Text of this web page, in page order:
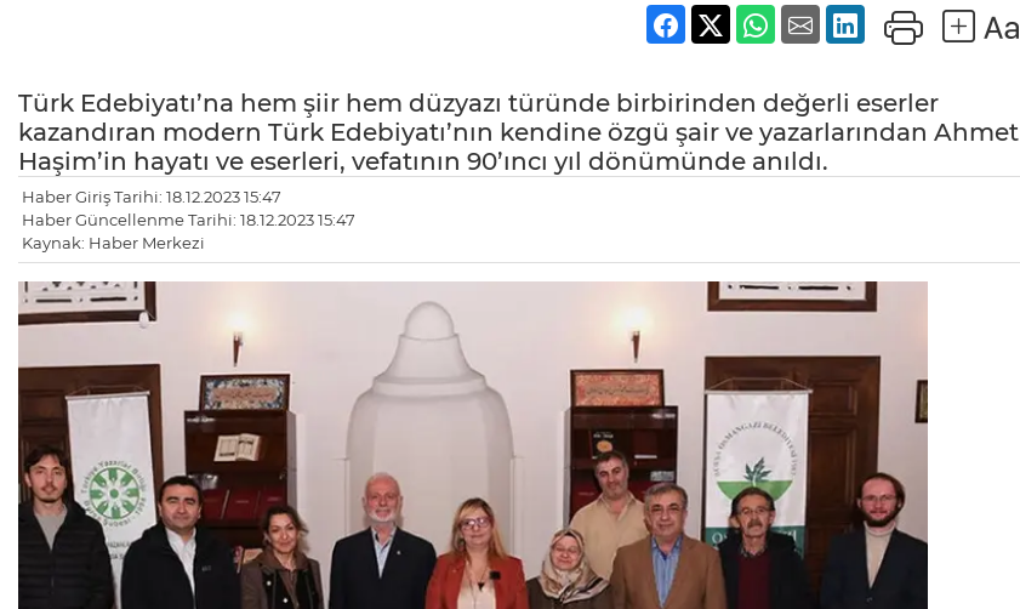
Türk Edebiyatı’na hem şiir hem düzyazı türünde birbirinden değerli eserler
kazandıran modern Türk Edebiyatı’nın kendine özgü şair ve yazarlarından Ahmet
Haşim’in hayatı ve eserleri, vefatının 90’ıncı yıl dönümünde anıldı.
Haber Giriş Tarihi: 18.12.2023 15:47
Haber Güncellenme Tarihi: 18.12.2023 15:47
Kaynak: Haber Merkezi